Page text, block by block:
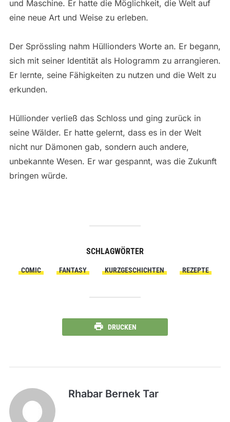
und Maschine. Er hatte die Möglichkeit, die Welt auf
eine neue Art und Weise zu erleben.
Der Sprössling nahm Hüllionders Worte an. Er begann,
sich mit seiner Identität als Hologramm zu arrangieren.
Er lernte, seine Fähigkeiten zu nutzen und die Welt zu
erkunden.
Hüllionder verließ das Schloss und ging zurück in
seine Wälder. Er hatte gelernt, dass es in der Welt
nicht nur Dämonen gab, sondern auch andere,
unbekannte Wesen. Er war gespannt, was die Zukunft
bringen würde.
SCHLAGWÖRTER
COMIC FANTASY KURZGESCHICHTEN REZEPTE
DRUCKEN
Rhabar Bernek Tar